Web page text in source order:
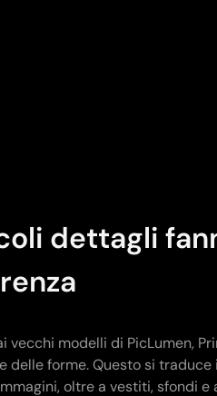
dettagli
vecchi modelli di PicLumen,
delle forme. Questo si
oltre a vestiti, sfondi